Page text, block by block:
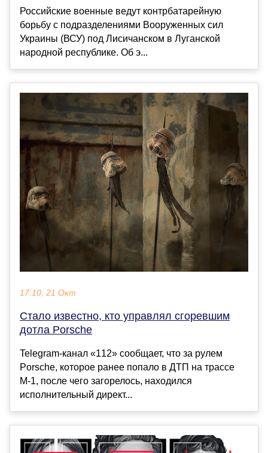
Российские военные ведут контрбатарейную
борьбу с подразделениями Вооруженных сил
Украины (ВСУ) под Лисичанском в Луганской
народной республике. Об э...
17:10, 21 Окт
Стало известно, кто управлял сгоревшим
дотла Porsche
Telegram-канал «112» сообщает, что за рулем
Porsche, которое ранее попало в ДТП на трассе
М-1, после чего загорелось, находился
исполнительный директ...